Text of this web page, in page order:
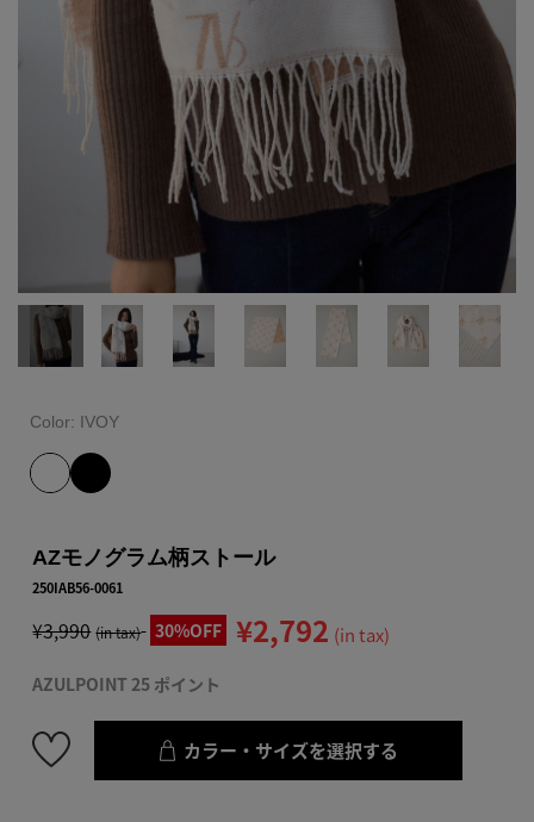
Color: IVOY
AZモノグラム柄ストール
250IAB56-0061
¥3,990 (in tax) 30%OFF ¥2,792 (in tax)
AZULPOINT 25 ポイント
カラー・サイズを選択する